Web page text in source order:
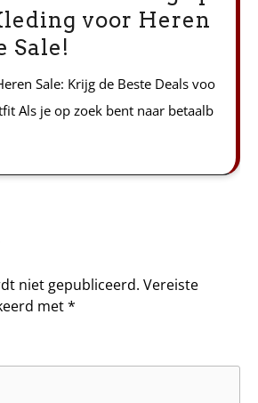
voor Heren
Sale!
Sale: Krijg de Beste Deals voo
Als je op zoek bent naar betaalb
niet gepubliceerd. Vereiste
met*